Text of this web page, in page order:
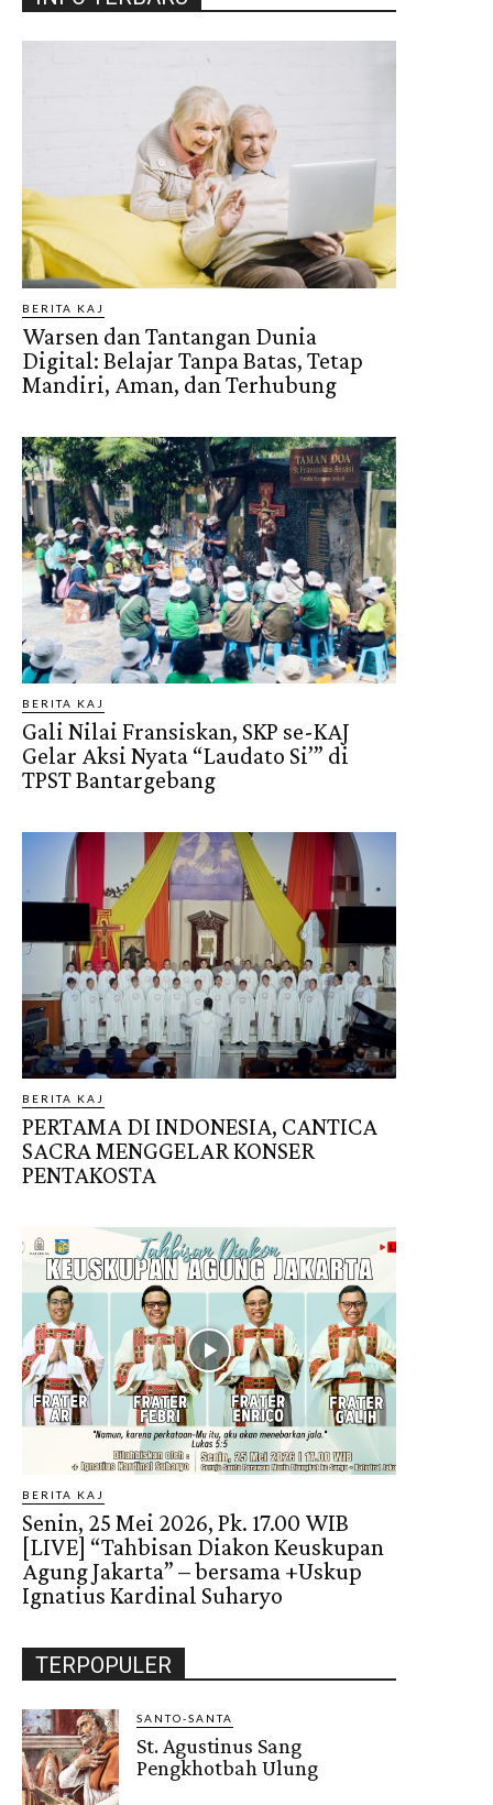
BERITA KAJ
Warsen dan Tantangan Dunia
Digital: Belajar Tanpa Batas, Tetap
Mandiri, Aman, dan Terhubung
BERITA KAJ
Gali Nilai Fransiskan, SKP se-KAJ
Gelar Aksi Nyata “Laudato Si’” di
TPST Bantargebang
BERITA KAJ
PERTAMA DI INDONESIA, CANTICA
SACRA MENGGELAR KONSER
PENTAKOSTA
BERITA KAJ
Senin, 25 Mei 2026, Pk. 17.00 WIB
[LIVE] “Tahbisan Diakon Keuskupan
Agung Jakarta” – bersama +Uskup
Ignatius Kardinal Suharyo
TERPOPULER
SANTO-SANTA
St. Agustinus Sang
Pengkhotbah Ulung